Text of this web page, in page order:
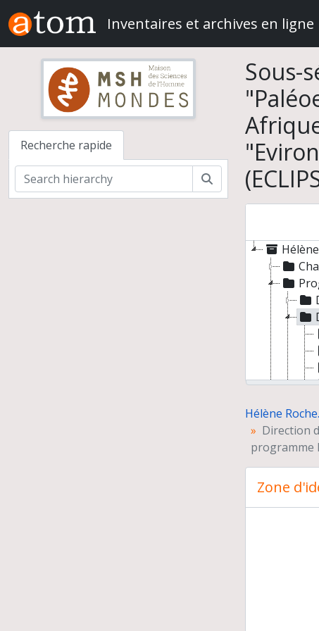
Skip to main content
Inventaires et archives en ligne
Recherche rapide
Rechercher
Sous-
Hélène
Direction
programme
Zone